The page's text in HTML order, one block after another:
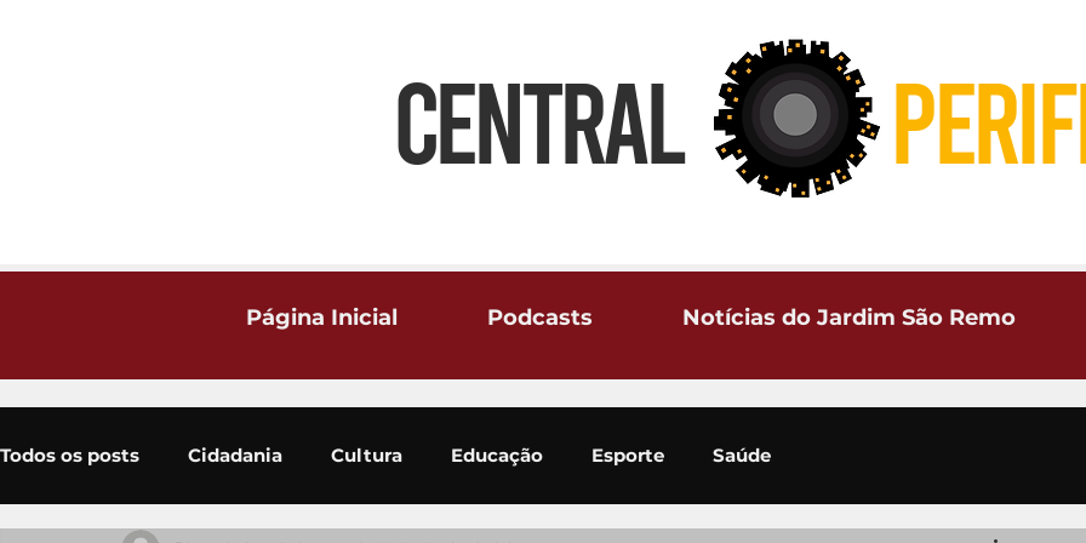
CENTRAL
Página Inicial Podcasts Notícias do Jardim São Remo
Todos os posts Cidadania Cultura Educação Esporte Saúde